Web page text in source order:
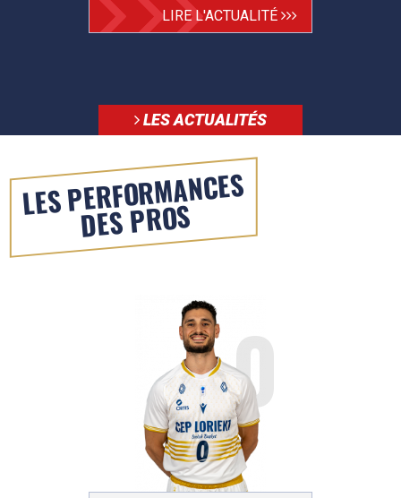
LIRE L'ACTUALITÉ
LES ACTUALITÉS
LES PERFORMANCES
DES PROS
0